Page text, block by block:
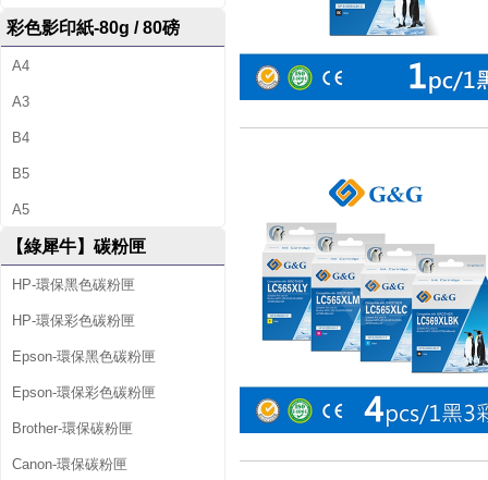
彩色影印紙-80g / 80磅
A4
A3
B4
B5
A5
【綠犀牛】碳粉匣
HP-環保黑色碳粉匣
HP-環保彩色碳粉匣
Epson-環保黑色碳粉匣
Epson-環保彩色碳粉匣
Brother-環保碳粉匣
Canon-環保碳粉匣